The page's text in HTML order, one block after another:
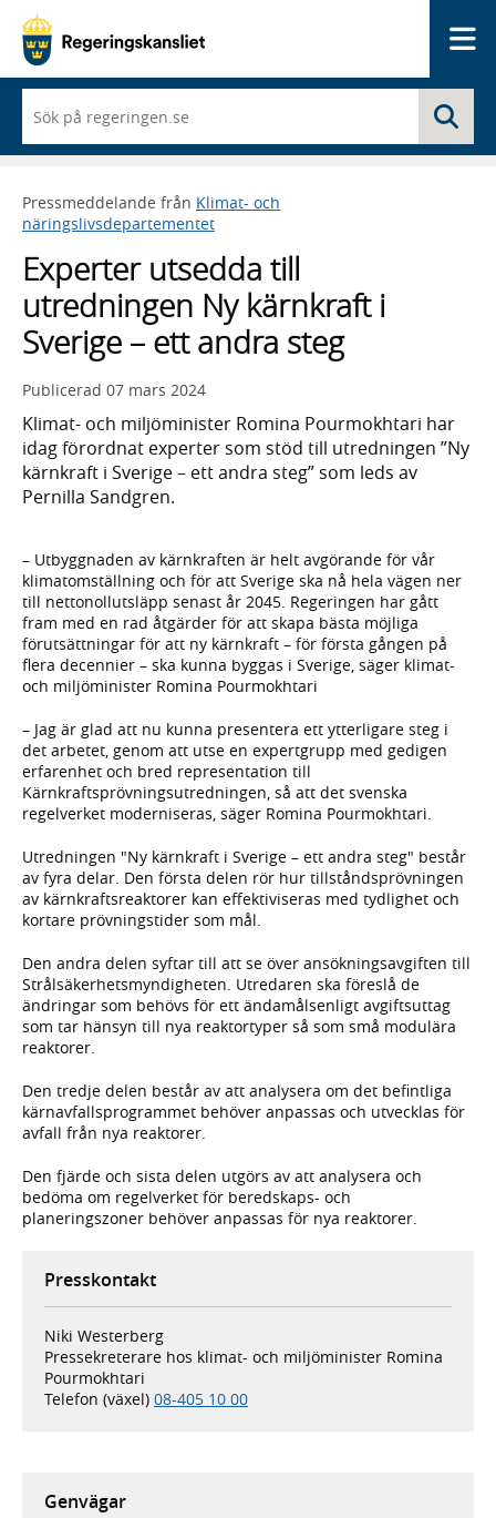
du
börjar
skriva
framträder
en
med
sökförslag
Pressmeddelande från Klimat- och
näringslivsdepartementet
Experter utsedda till
utredningen Ny kärnkraft i
Sverige – ett andra steg
Publicerad 07 mars 2024
Klimat- och miljöminister Romina Pourmokhtari har
idag förordnat experter som stöd till utredningen ”Ny
kärnkraft i Sverige – ett andra steg” som leds av
Pernilla Sandgren.
– Utbyggnaden av kärnkraften är helt avgörande för vår
klimatomställning och för att Sverige ska nå hela vägen ner
till nettonollutsläpp senast år 2045. Regeringen har gått
fram med en rad åtgärder för att skapa bästa möjliga
förutsättningar för att ny kärnkraft – för första gången på
flera decennier – ska kunna byggas i Sverige, säger klimat-
och miljöminister Romina Pourmokhtari
– Jag är glad att nu kunna presentera ett ytterligare steg i
det arbetet, genom att utse en expertgrupp med gedigen
erfarenhet och bred representation till
Kärnkraftsprövningsutredningen, så att det svenska
regelverket moderniseras, säger Romina Pourmokhtari.
Utredningen "Ny kärnkraft i Sverige – ett andra steg" består
av fyra delar. Den första delen rör hur tillståndsprövningen
av kärnkraftsreaktorer kan effektiviseras med tydlighet och
kortare prövningstider som mål.
Den andra delen syftar till att se över ansökningsavgiften till
Strålsäkerhetsmyndigheten. Utredaren ska föreslå de
ändringar som behövs för ett ändamålsenligt avgiftsuttag
som tar hänsyn till nya reaktortyper så som små modulära
reaktorer.
Den tredje delen består av att analysera om det befintliga
kärnavfallsprogrammet behöver anpassas och utvecklas för
avfall från nya reaktorer.
Den fjärde och sista delen utgörs av att analysera och
bedöma om regelverket för bered­skaps- och
planeringszoner behöver anpassas för nya reaktorer.
Presskontakt
Niki Westerberg
Pressekreterare hos klimat- och miljöminister Romina
Pourmokhtari
Telefon (växel) 08-405 10 00
Genvägar